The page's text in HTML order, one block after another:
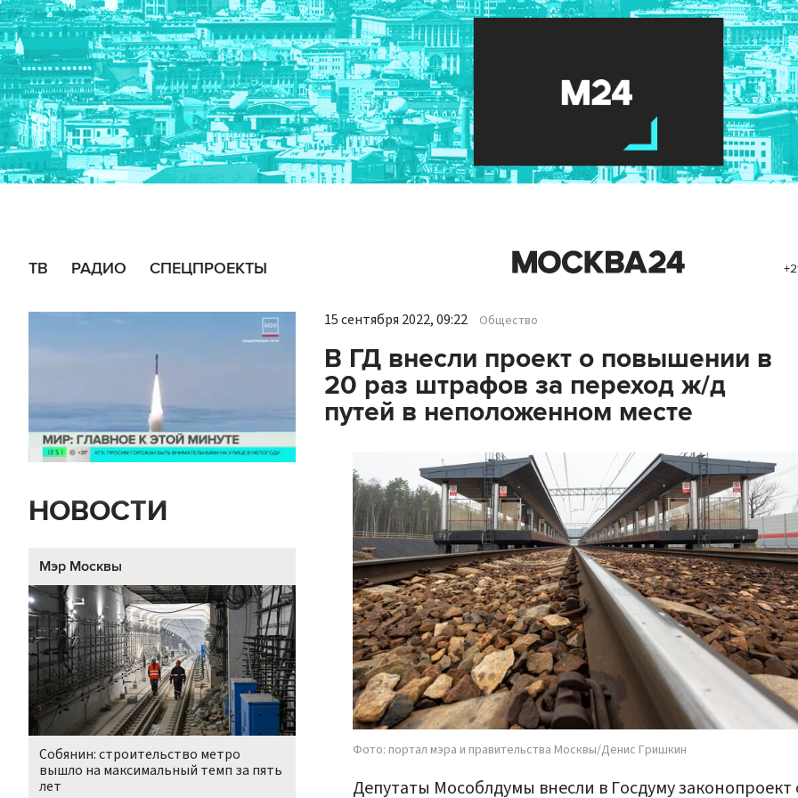
ТВ РАДИО СПЕЦПРОЕКТЫ
НОВОСТИ
Мэр Москвы
Собянин: строительство метро
вышло на максимальный темп за пять
лет
15 сентября 2022, 09:22 Общество
В ГД внесли проект о повышении в
20 раз штрафов за переход ж/д
путей в неположенном месте
Фото: портал мэра и правительства Москвы/Денис Гришкин
Депутаты Мособлдумы внесли в Госдуму законопроект